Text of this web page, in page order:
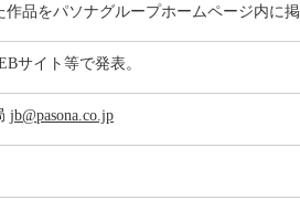
品をパソナグループホームページ内に
サイト等で発表。
jb@pasona.co.jp